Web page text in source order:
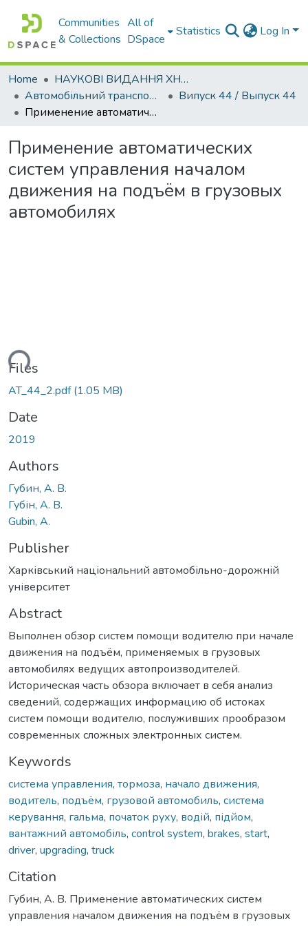
Communities
& Collections
All of
DSpace
Statistics Log In
Home
НАУКОВІ ВИДАННЯ ХНАДУ
Автомобільний транспорт / Автомобильный транспорт
Випуск 44 / Выпуск 44
Применение автоматических систем управления началом движения на подъём в грузовых автомобилях
Применение автоматических
систем управления началом
движения на подъём в грузовых
автомобилях
Files
AT_44_2.pdf(1.05 MB)
Date
2019
Authors
Губин, А. В.
Губін, А. В.
Gubin, A.
Publisher
Харківський національний автомобільно-дорожній
університет
Abstract
Выполнен обзор систем помощи водителю при начале
движения на подъём, применяемых в грузовых
автомобилях ведущих автопроизводителей.
Историческая часть обзора включает в себя анализ
сведений, содержащих информацию об истоках
систем помощи водителю, послуживших прообразом
современных сложных электронных систем.
Keywords
система управления, тормоза, начало движения,
водитель, подъём, грузовой автомобиль, система
керування, гальма, початок руху, водій, підйом,
вантажний автомобіль, control system, brakes, start,
driver, upgrading, truck
Citation
Губин, А. В. Применение автоматических систем
управления началом движения на подъём в грузовых